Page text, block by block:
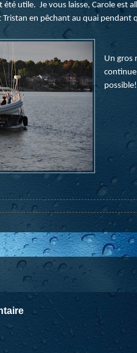
utile. Je vous laisse, Carole est
Tristan en pêchant au quai
Un gros